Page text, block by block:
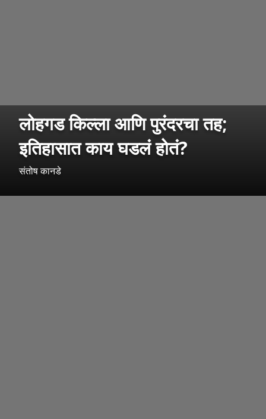
लोहगड किल्ला आणि पुरंदरचा तह;
इतिहासात काय घडलं होतं?
संतोष कानडे